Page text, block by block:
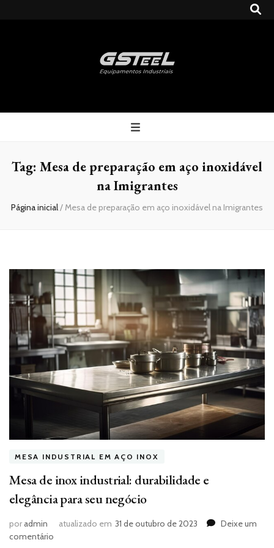
Gsteel
Tag: Mesa de preparação em aço inoxidável
na Imigrantes
Página inicial/Mesa de preparação em aço inoxidável na Imigrantes
MESA INDUSTRIAL EM AÇO INOX
Mesa de inox industrial: durabilidade e
elegância para seu negócio
poradmin atualizado em 31 de outubro de 2023
Deixe um
comentário